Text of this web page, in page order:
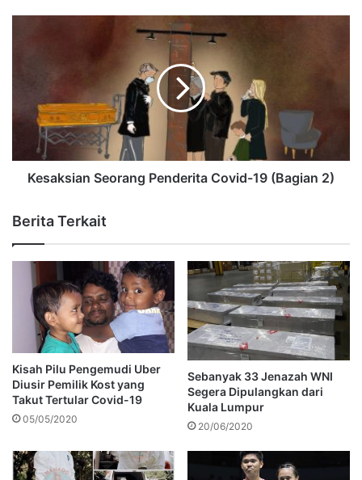
Kesaksian Seorang Penderita Covid-19 (Bagian 2)
Berita Terkait
Kisah Pilu Pengemudi Uber
Diusir Pemilik Kost yang
Takut Tertular Covid-19
05/05/2020
Sebanyak 33 Jenazah WNI
Segera Dipulangkan dari
Kuala Lumpur
20/06/2020